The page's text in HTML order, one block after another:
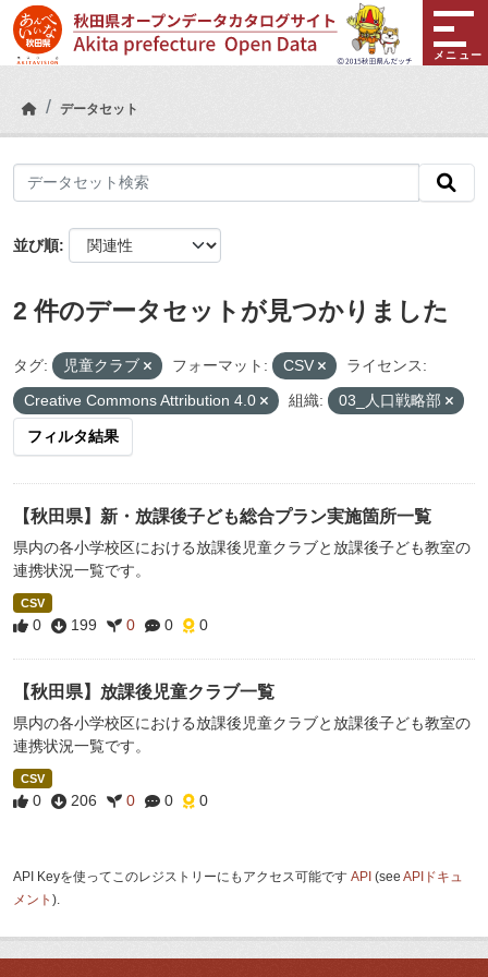
Skip to main content
メニュー
データセット
並び順
2 件のデータセットが見つかりました
タグ: 児童クラブ フォーマット: CSV
ライセンス:
Creative Commons Attribution 4.0
組織: 03_人口戦略部
フィルタ結果
【秋田県】新・放課後子ども総合プラン実施箇所一覧
県内の各小学校区における放課後児童クラブと放課後子ども教室の
連携状況一覧です。
CSV
0 199 0 0 0
【秋田県】放課後児童クラブ一覧
県内の各小学校区における放課後児童クラブと放課後子ども教室の
連携状況一覧です。
CSV
0 206 0 0 0
API Keyを使ってこのレジストリーにもアクセス可能です API (see APIドキュ
メント ).